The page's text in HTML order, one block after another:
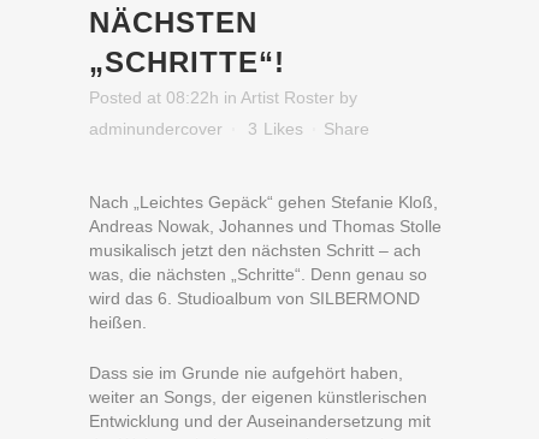
NÄCHSTEN
„SCHRITTE“!
Posted at 08:22h in Artist Roster by
adminundercover
3 Likes Share
Nach „Leichtes Gepäck“ gehen Stefanie Kloß,
Andreas Nowak, Johannes und Thomas Stolle
musikalisch jetzt den nächsten Schritt – ach
was, die nächsten „Schritte“. Denn genau so
wird das 6. Studioalbum von SILBERMOND
heißen.
Dass sie im Grunde nie aufgehört haben,
weiter an Songs, der eigenen künstlerischen
Entwicklung und der Auseinandersetzung mit